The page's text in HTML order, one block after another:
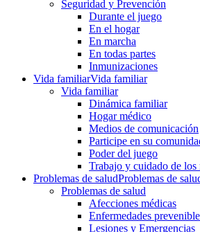
Seguridad y Prevención
Durante el juego
En el hogar
En marcha
En todas partes
Inmunizaciones
Vida familiarVida familiar
Vida familiar
Dinámica familiar
Hogar médico
Medios de comunicación
Participe en su
Poder del juego
Trabajo y cuidado de los
Problemas de saludProblemas de
Problemas de salud
Afecciones médicas
Enfermedades
Lesiones y Emergencias